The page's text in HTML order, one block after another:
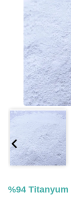
%94